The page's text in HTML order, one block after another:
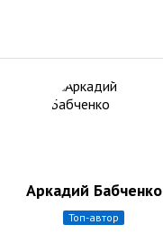
Аркадий Бабченко
топ-автор